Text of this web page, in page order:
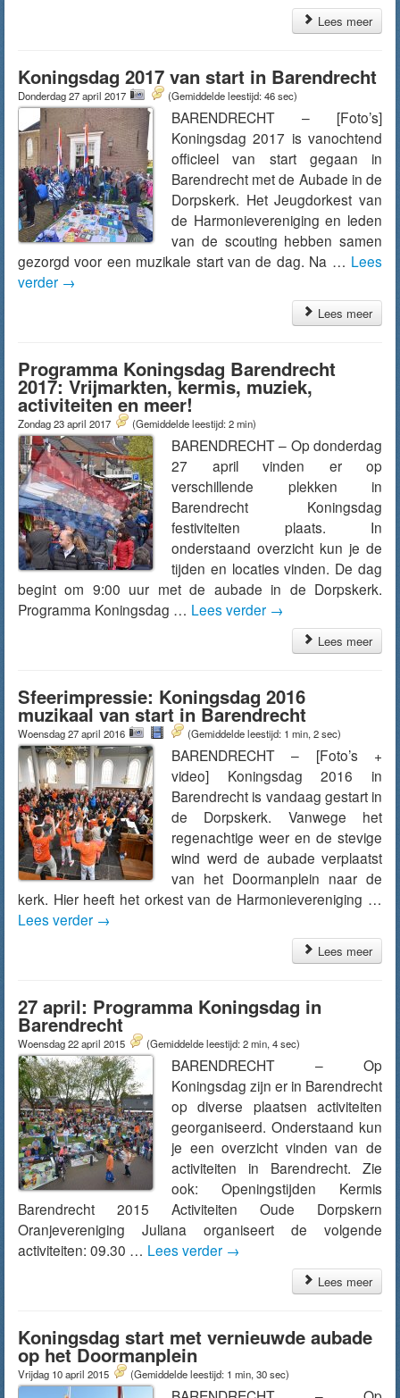
Lees meer
Koningsdag 2017 van start in Barendrecht
Donderdag 27 april 2017 (Gemiddelde leestijd: 46 sec)
BARENDRECHT – [Foto’s]
Koningsdag 2017 is vanochtend
officieel van start gegaan in
Barendrecht met de Aubade in de
Dorpskerk. Het Jeugdorkest van
de Harmonievereniging en leden
van de scouting hebben samen
gezorgd voor een muzikale start van de dag. Na … Lees
verder →
Lees meer
Programma Koningsdag Barendrecht
2017: Vrijmarkten, kermis, muziek,
activiteiten en meer!
Zondag 23 april 2017 (Gemiddelde leestijd: 2 min)
BARENDRECHT – Op donderdag
27 april vinden er op
verschillende plekken in
Barendrecht Koningsdag
festiviteiten plaats. In
onderstaand overzicht kun je de
tijden en locaties vinden. De dag
begint om 9:00 uur met de aubade in de Dorpskerk.
Programma Koningsdag … Lees verder →
Lees meer
Sfeerimpressie: Koningsdag 2016
muzikaal van start in Barendrecht
Woensdag 27 april 2016 (Gemiddelde leestijd: 1 min, 2 sec)
BARENDRECHT – [Foto’s +
video] Koningsdag 2016 in
Barendrecht is vandaag gestart in
de Dorpskerk. Vanwege het
regenachtige weer en de stevige
wind werd de aubade verplaatst
van het Doormanplein naar de
kerk. Hier heeft het orkest van de Harmonievereniging …
Lees verder →
Lees meer
27 april: Programma Koningsdag in
Barendrecht
Woensdag 22 april 2015 (Gemiddelde leestijd: 2 min, 4 sec)
BARENDRECHT – Op
Koningsdag zijn er in Barendrecht
op diverse plaatsen activiteiten
georganiseerd. Onderstaand kun
je een overzicht vinden van de
activiteiten in Barendrecht. Zie
ook: Openingstijden Kermis
Barendrecht 2015 Activiteiten Oude Dorpskern
Oranjevereniging Juliana organiseert de volgende
activiteiten: 09.30 … Lees verder →
Lees meer
Koningsdag start met vernieuwde aubade
op het Doormanplein
Vrijdag 10 april 2015 (Gemiddelde leestijd: 1 min, 30 sec)